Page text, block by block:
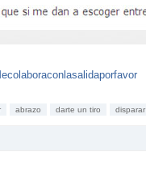
abrazo darte un tiro disparar